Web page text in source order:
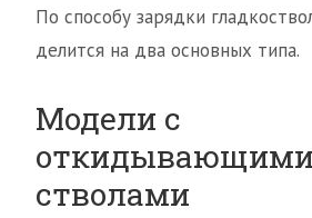
По способу зарядки
делится на два основных типа.
Модели с
стволами